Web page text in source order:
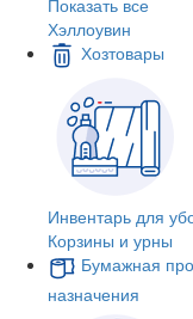
Показать все
Хэллоувин
Хозтовары
Инвентарь для
Корзины и урны
Бумажная
назначения